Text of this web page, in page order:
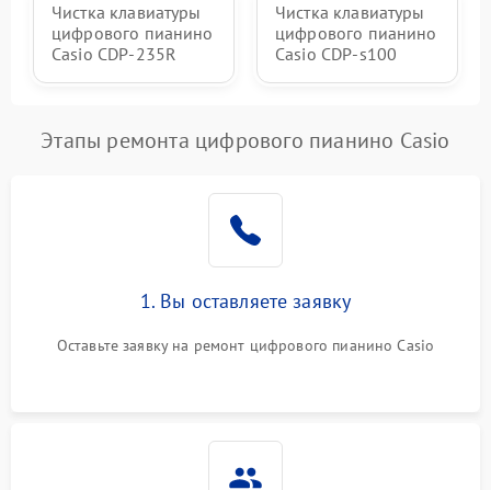
Чистка клавиатуры
цифрового пианино
Casio CDP-235R
Чистка клавиатуры
цифрового пианино
Casio CDP-s100
Этапы ремонта цифрового пианино Casio
1. Вы оставляете заявку
Оставьте заявку на ремонт цифрового пианино Casio